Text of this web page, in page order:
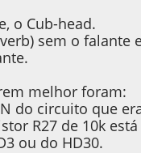
o Cub-head.
sem o
melhor foram:
do circuito que
R27 de 10k
ou do HD30.